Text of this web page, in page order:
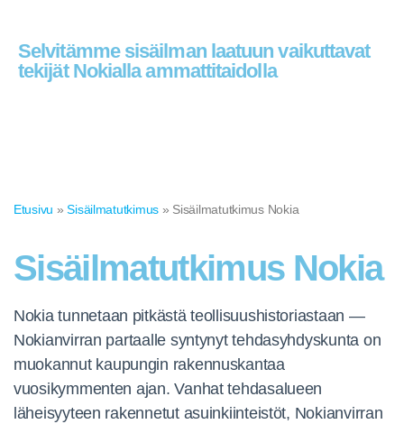
Selvitämme sisäilman laatuun vaikuttavat
tekijät Nokialla ammattitaidolla
Etusivu »Sisäilmatutkimus » Sisäilmatutkimus Nokia
Sisäilmatutkimus Nokia
Nokiatunnetaan pitkästäteollisuushistoriastaan —
Nokianvirran partaalle syntynyttehdasyhdyskunta on
muokannut kaupungin rakennuskantaa
vuosikymmenten ajan.Vanhattehdasalueen
läheisyyteen rakennetut asuinkiinteistöt, Nokianvirran